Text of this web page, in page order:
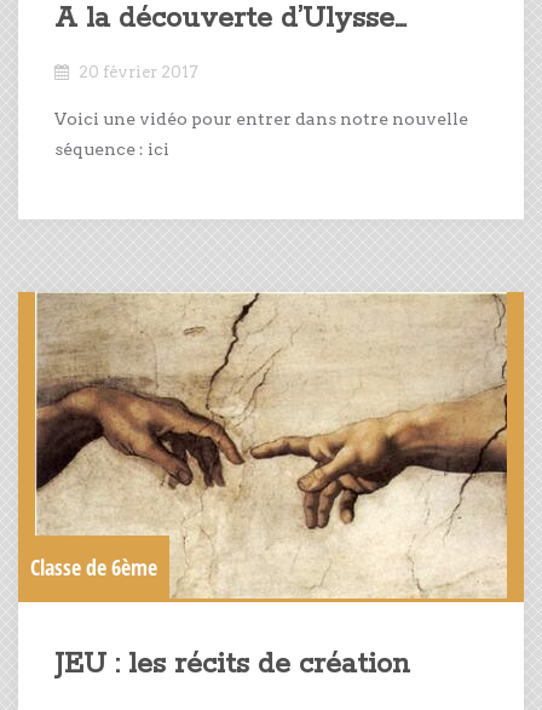
A la découverte d’Ulysse…
20 février 2017
Voici une vidéo pour entrer dans notre nouvelle
séquence : ici
Classe de 6ème
JEU : les récits de création